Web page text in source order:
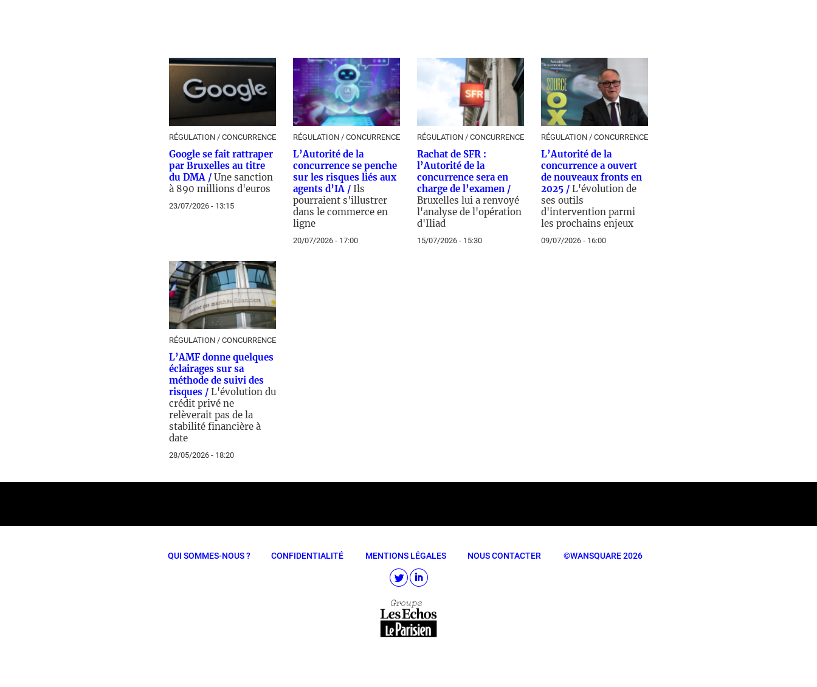
RÉGULATION / CONCURRENCE
Google se fait rattraper
par Bruxelles au titre
du DMA / Une sanction
à 890 millions d'euros
23/07/2026 - 13:15
RÉGULATION / CONCURRENCE
L’Autorité de la
concurrence se penche
sur les risques liés aux
agents d’IA / Ils
pourraient s'illustrer
dans le commerce en
ligne
20/07/2026 - 17:00
RÉGULATION / CONCURRENCE
Rachat de SFR :
l’Autorité de la
concurrence sera en
charge de l’examen /
Bruxelles lui a renvoyé
l'analyse de l'opération
d'Iliad
15/07/2026 - 15:30
RÉGULATION / CONCURRENCE
L’Autorité de la
concurrence a ouvert
de nouveaux fronts en
2025 / L'évolution de
ses outils
d'intervention parmi
les prochains enjeux
09/07/2026 - 16:00
RÉGULATION / CONCURRENCE
L’AMF donne quelques
éclairages sur sa
méthode de suivi des
risques / L'évolution du
crédit privé ne
relèverait pas de la
stabilité financière à
date
28/05/2026 - 18:20
QUI SOMMES-NOUS ? CONFIDENTIALITÉ MENTIONS LÉGALES NOUS CONTACTER ©WANSQUARE 2026